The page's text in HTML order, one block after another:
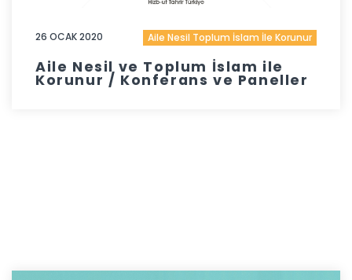
26 OCAK 2020 Aile Nesil Toplum İslam İle Korunur
Aile Nesil ve Toplum İslam ile
Korunur / Konferans ve Paneller